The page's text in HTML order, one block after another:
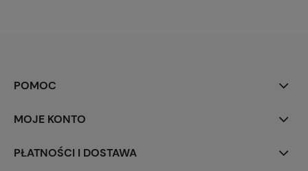
POMOC
MOJE KONTO
PŁATNOŚCI I DOSTAWA